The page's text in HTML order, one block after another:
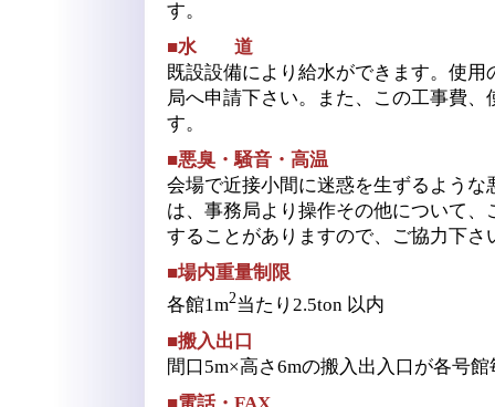
す。
■水 道
既設設備により給水ができます。使
局へ申請下さい。また、この工事費
す。
■悪臭・騒音・高温
会場で近接小間に迷惑を生ずるよう
は、事務局より操作その他について
することがありますので、ご協力下さ
■場内重量制限
各館1m2当たり2.5ton 以内
■搬入出口
間口5m×高さ6mの搬入出入口が各号